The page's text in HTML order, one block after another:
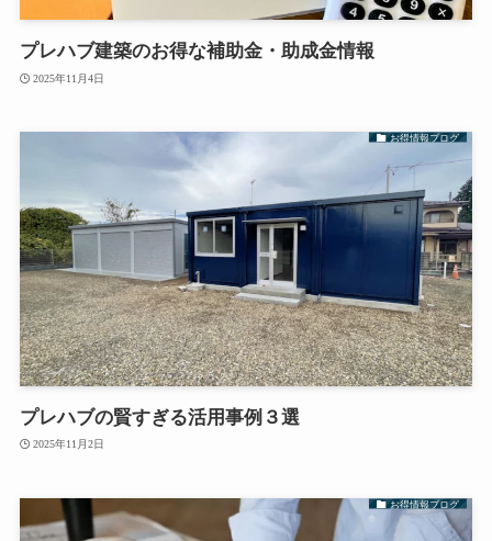
プレハブ建築のお得な補助金・助成金情報
2025年11月4日
お得情報ブログ
プレハブの賢すぎる活用事例３選
2025年11月2日
お得情報ブログ